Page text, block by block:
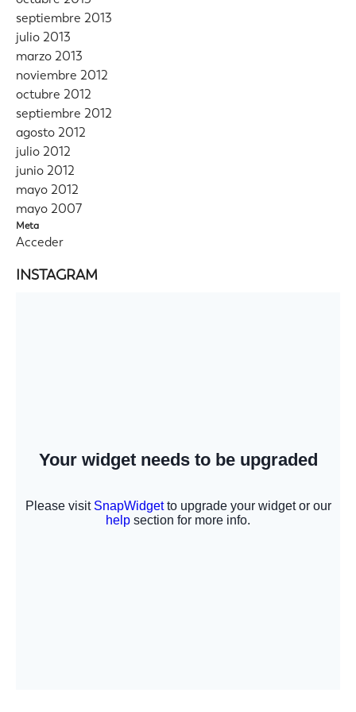
septiembre 2013
julio 2013
marzo 2013
noviembre 2012
octubre 2012
septiembre 2012
agosto 2012
julio 2012
junio 2012
mayo 2012
mayo 2007
Meta
Acceder
INSTAGRAM